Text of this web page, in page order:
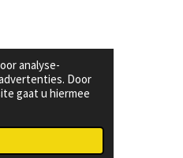
analyse-
Door
gaat u hiermee